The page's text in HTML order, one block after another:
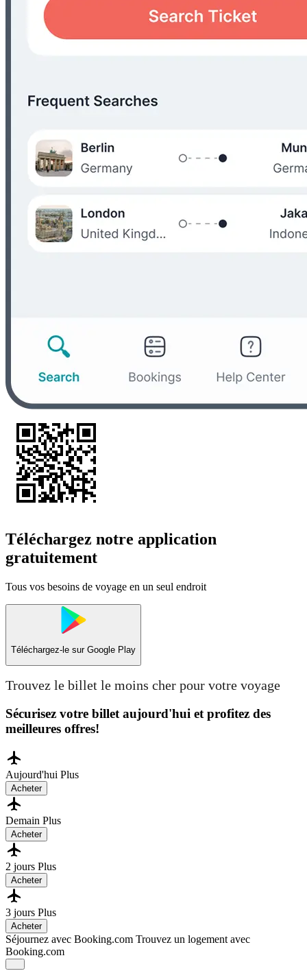
Téléchargez notre application
gratuitement
Tous vos besoins de voyage en un seul endroit
Téléchargez-le sur Google Play
Trouvez le billet le moins cher pour votre voyage
Sécurisez votre billet aujourd'hui et profitez des
meilleures offres!
Aujourd'hui Plus
Acheter
Demain Plus
Acheter
2 jours Plus
Acheter
3 jours Plus
Acheter
Séjournez avec Booking.com Trouvez un logement avec
Booking.com